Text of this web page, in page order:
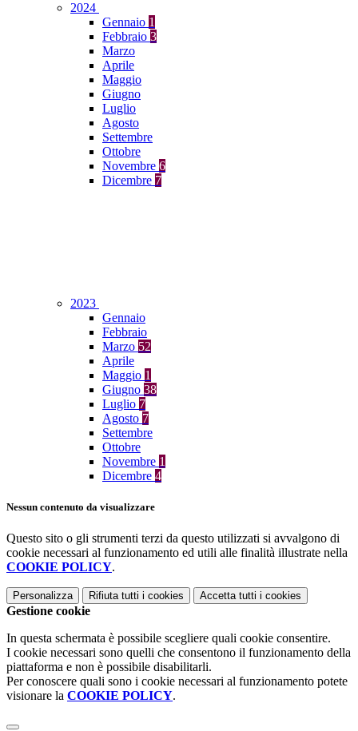
2024
Gennaio 1
Febbraio 3
Marzo
Aprile
Maggio
Giugno
Luglio
Agosto
Settembre
Ottobre
Novembre 6
Dicembre 7
2023
Gennaio
Febbraio
Marzo 52
Aprile
Maggio 1
Giugno 38
Luglio 7
Agosto 7
Settembre
Ottobre
Novembre 1
Dicembre 4
Nessun contenuto da visualizzare
Questo sito o gli strumenti terzi da questo utilizzati si avvalgono di
cookie necessari al funzionamento ed utili alle finalità illustrate nella
COOKIE POLICY.
Personalizza Rifiuta tutti i cookies Accetta tutti i cookies
Gestione cookie
In questa schermata è possibile scegliere quali cookie consentire.
I cookie necessari sono quelli che consentono il funzionamento della
piattaforma e non è possibile disabilitarli.
Per conoscere quali sono i cookie necessari al funzionamento potete
visionare la COOKIE POLICY.